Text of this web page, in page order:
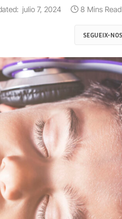
julio 7, 2024 8 Mins Read
SEGUEIX-